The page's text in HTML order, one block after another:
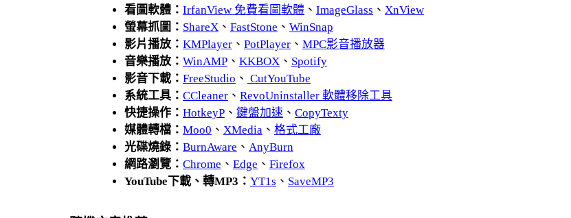
看圖軟體： IrfanView 免費看圖軟體、 ImageGlass 、 XnView
螢幕抓圖： ShareX、 FastStone 、 WinSnap
影片播放： KMPlayer、 PotPlayer、 MPC影音播放器
音樂播放： WinAMP、 KKBOX、 Spotify
影音下載： FreeStudio 、 CutYouTube
系統工具： CCleaner、 RevoUninstaller 軟體移除工具
快捷操作： HotkeyP、 鍵盤加速、 CopyTexty
媒體轉檔： Moo0 、 XMedia、 格式工廠
光碟燒錄： BurnAware 、 AnyBurn
網路瀏覽： Chrome 、 Edge 、 Firefox
YouTube下載、轉MP3： YT1s 、 SaveMP3